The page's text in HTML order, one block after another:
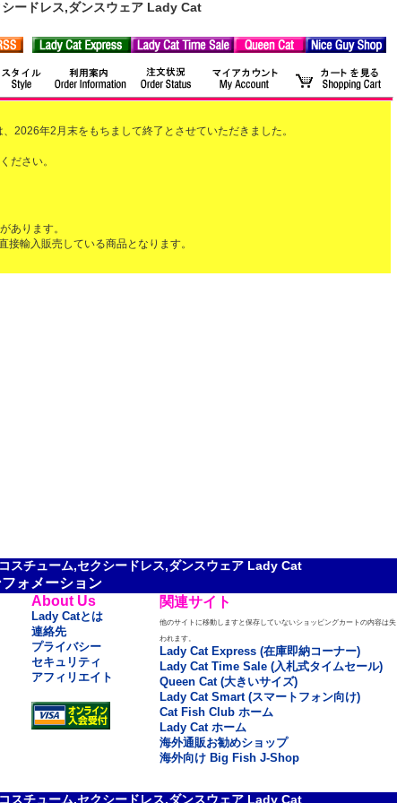
ードレス,ダンスウェア Lady Cat
2026年2月末をもちまして終了とさせていただきました。
ださい。
あります。
接輸入販売している商品となります。
スチューム,セクシードレス,ダンスウェア Lady Cat
ォメーション
About Us
Lady Catとは
連絡先
プライバシー
セキュリティ
アフィリエイト
関連サイト
他のサイトに移動しますと保存していないショッピングカートの内容は失
われます。
Lady Cat Express (在庫即納コーナー)
Lady Cat Time Sale (入札式タイムセール)
Queen Cat (大きいサイズ)
Lady Cat Smart (スマートフォン向け)
Cat Fish Club ホーム
Lady Cat ホーム
海外通販お勧めショップ
海外向け Big Fish J-Shop
スチューム,セクシードレス,ダンスウェア Lady Cat